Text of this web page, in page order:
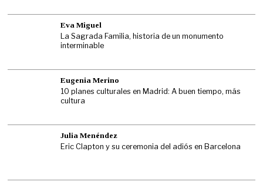
Eva Miguel
La Sagrada Familia, historia de un monumento
interminable
Eugenia Merino
10 planes culturales en Madrid: A buen tiempo, más
cultura
Julia Menéndez
Eric Clapton y su ceremonia del adiós en Barcelona